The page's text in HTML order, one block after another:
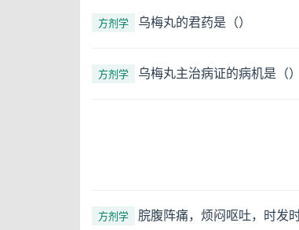
方剂学 乌梅丸的君药是（）
方剂学 乌梅丸主治病证的病机是（）
方剂学 脘腹阵痛，烦闷呕吐，时发